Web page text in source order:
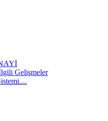
Gelişmeler